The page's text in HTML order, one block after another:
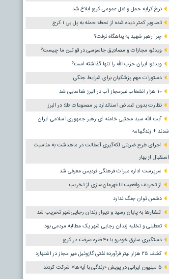
نرخ کرایه حمل و نقل عمومی کرج ابلاغ شد
تصاویر کمتر دیده شده از لحظه حمله به پل بی ۱ کرج
چرا رهبر شهید به پناهگاه نرفت؟
ویدئو؛ مجازات و مصادیق جاسوسی در قوانین ما چیست؟
ویدئو؛ ایران حزب الله را تنها گذاشته است؟
دستورات مهم پزشکیان برای شرایط جنگی
۱۰ هزار انشعاب غیرمجاز آب در البرز شناسایی شد
نظارت بدون اغماض استاندارد بر مصنوعات طلا در البرز
آیت الله سید مجتبی خامنه ای رهبر جمهوری اسلامی ایران
شدند + زندگینامه
اجرای طرح ضربتی لکه‌گیری آسفالت در ماهدشت به مناسبت
استقبال از بهار
سرپرست اداره میراث فرهنگی فردیس معرفی شد
از تحریف واقعیت تا قهرمان‌سازی از تخریب
دشمن توان جنگ ندارد
انتظارها به پایان رسید و دیوار زندان رجایی‌شهر تخریب شد
تعطیلی و تخلیه زندان رجایی شهر یک مطالبه مردمی بود
دستگیری سارق خودرو با ۴۰ فقره سرقت در کرج
کشف ۲۵ هزار لیتر فرآورده نفتی گازوئیل غیر مجاز در اشتهارد
۵ میلیون ایرانی در پویش «زندگی با آیه‌ها» شرکت کردند